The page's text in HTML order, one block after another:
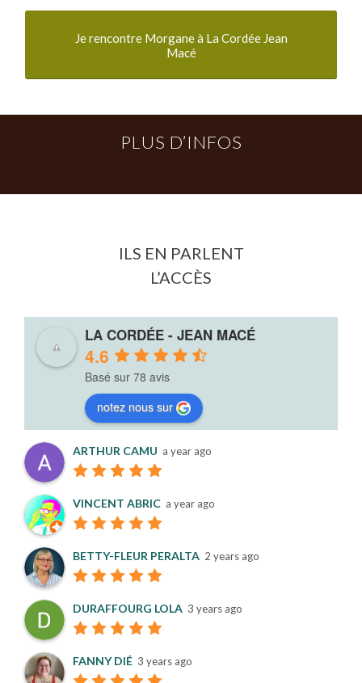
Je rencontre Morgane à La Cordée Jean
Macé
PLUS D’INFOS
ILS EN PARLENT
L’ACCÈS
LA CORDÉE - JEAN MACÉ
4.6
Basé sur 78 avis
notez nous sur
ARTHUR CAMU a year ago
VINCENT ABRIC a year ago
BETTY-FLEUR PERALTA 2 years ago
DURAFFOURG LOLA 3 years ago
FANNY DIÉ 3 years ago